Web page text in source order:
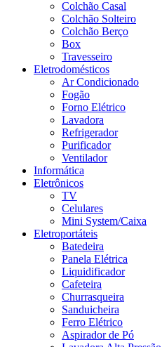
Colchão Casal
Colchão Solteiro
Colchão Berço
Box
Travesseiro
Eletrodomésticos
Ar Condicionado
Fogão
Forno Elétrico
Lavadora
Refrigerador
Purificador
Ventilador
Informática
Eletrônicos
TV
Celulares
Mini System/Caixa
Eletroportáteis
Batedeira
Panela Elétrica
Liquidificador
Cafeteira
Churrasqueira
Sanduicheira
Ferro Elétrico
Aspirador de Pó